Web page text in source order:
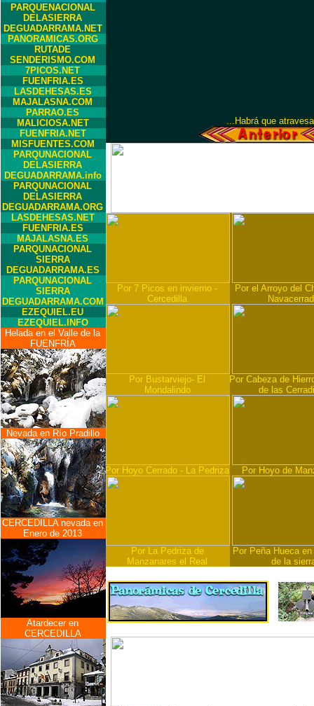
PARQUENACIONAL
DELASIERRA
DEGUADARRAMA.NET
PANORAMICAS.ORG
RUTADE
SENDERISMO.COM
7PICOS.NET
FUENFRIA.ES
LASDEHESAS.ES
MAJALASNA.COM
PARRAO.ES
MALICIOSA.NET
FUENFRIA.NET
MISFUENTES.COM
PARQUNACIONAL
DELASIERRA
DEGUADARRAMA.info
PARQUNACIONAL
DELASIERRA
DEGUADARRAMA.ORG
LASDEHESAS.NET
FUENFRIA.ES
MAJALASNA.ES
PARQUNACIONAL
SIERRA
DEGUADARRAMA.ES
PARQUNACIONAL
SIERRA
DEGUADARRAMA.COM
EZEQUIEL.EU
EZEQUIEL.INFO
Helada en el Valle de la
FUENFRÍA
Nevada en Río Pradillo
CERCEDILLA nevada en
Enero de 2013
Atardecer en
CERCEDILLA
...Habrá que
Por 7 Picos en invierno -
Cercedilla
Por el Arroyo del
Por Bustarviejo- El
Mondalindo
Por Cabeza de
de las
Por Hoyo Cerrado - La Pedriza Por Hoyo de
Por La Pedriza de
Manzanares el Real
Por Peña Hueca
de la